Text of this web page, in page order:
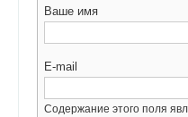
Ваше имя
E-mail
Содержание этого поля